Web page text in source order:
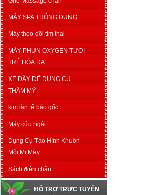
MÁY SPA THÔNG DỤNG
Máy theo dõi tim thai
MÁY PHUN OXYGEN TƯƠI
TRẺ HÓA DA
XE ĐẨY ĐỂ DỤNG CỤ
THẨM MỸ
kim lăn tế bào gốc
Máy cứu ngải
Dụng Cụ Tạo Hình Khuôn
Môi Mi Mày
Sách điện chẩn
HỖ TRỢ TRỰC TUYẾN